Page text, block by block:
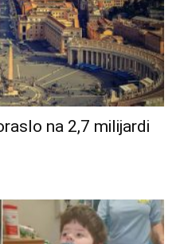
na 2,7 milijardi